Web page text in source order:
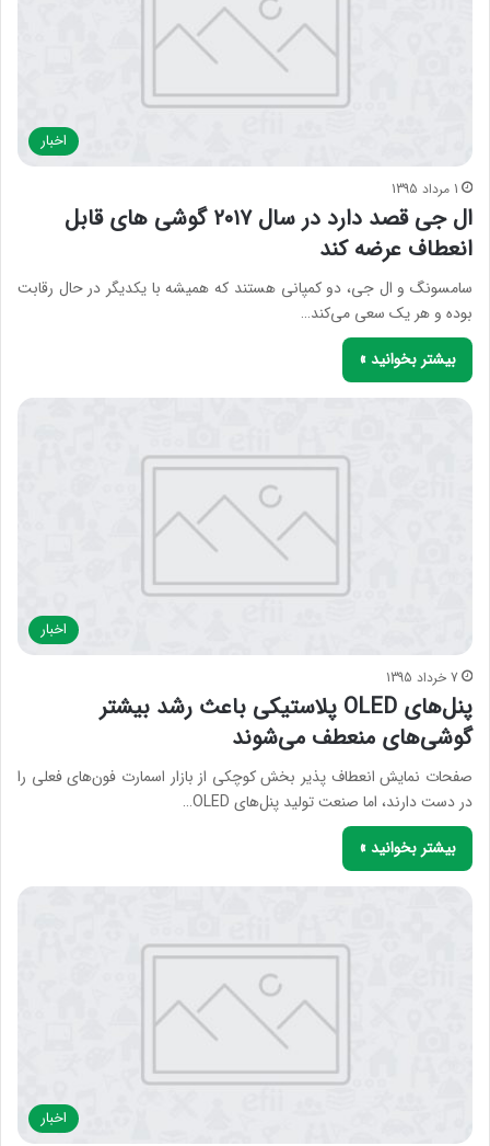
اخبار
1 مرداد 1395
ال جی قصد دارد در سال ۲۰۱۷ گوشی های قابل
انعطاف عرضه کند
سامسونگ و ال جی، دو کمپانی هستند که همیشه با یکدیگر در حال رقابت
بوده و هر یک سعی می‌کند…
بیشتر بخوانید »
اخبار
7 خرداد 1395
پنل‌های OLED پلاستیکی باعث رشد بیشتر
گوشی‌های منعطف می‌شوند
صفحات نمایش انعطاف پذیر بخش کوچکی از بازار اسمارت فون‌های فعلی را
در دست دارند، اما صنعت تولید پنل‌های OLED…
بیشتر بخوانید »
اخبار